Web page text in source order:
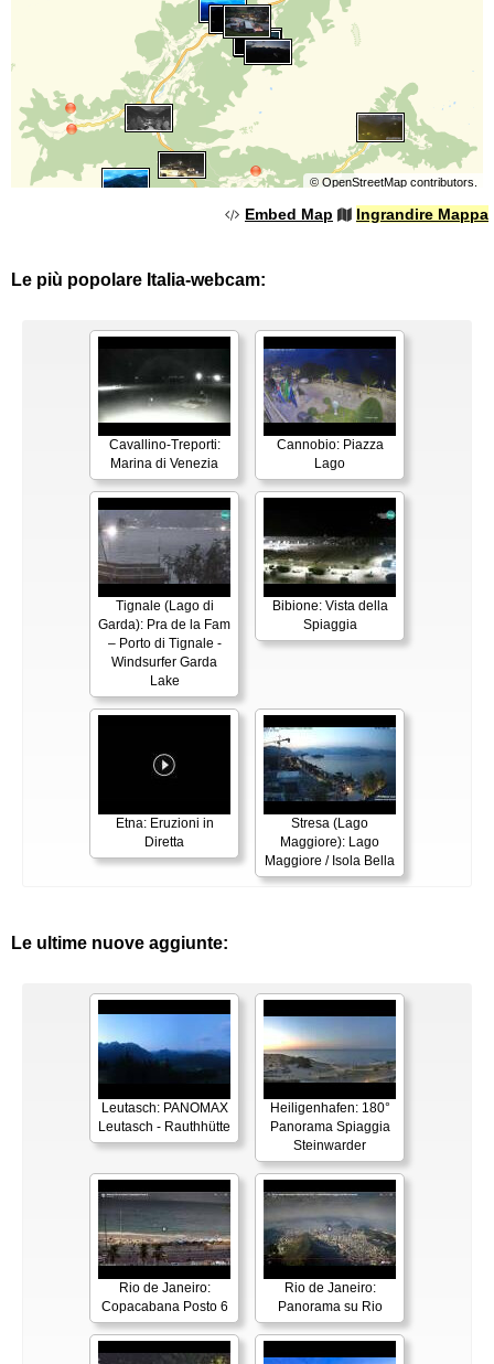
© OpenStreetMapcontributors.
Embed Map Ingrandire Mappa
Le più popolare Italia-webcam:
Cavallino-Treporti:
Marina di Venezia
Cannobio: Piazza
Lago
Tignale (Lago di
Garda): Pra de la Fam
– Porto di Tignale -
Windsurfer Garda
Lake
Bibione: Vista della
Spiaggia
Etna: Eruzioni in
Diretta
Stresa (Lago
Maggiore): Lago
Maggiore / Isola Bella
Le ultime nuove aggiunte:
Leutasch: PANOMAX
Leutasch - Rauthhütte
Heiligenhafen: 180°
Panorama Spiaggia
Steinwarder
Rio de Janeiro:
Copacabana Posto 6
Rio de Janeiro:
Panorama su Rio